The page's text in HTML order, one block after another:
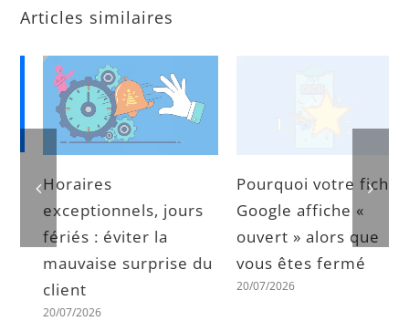
Articles similaires
Horaires
exceptionnels, jours
fériés : éviter la
mauvaise surprise du
client
20/07/2026
Pourquoi votre fiche
Google affiche «
ouvert » alors que
vous êtes fermé
20/07/2026